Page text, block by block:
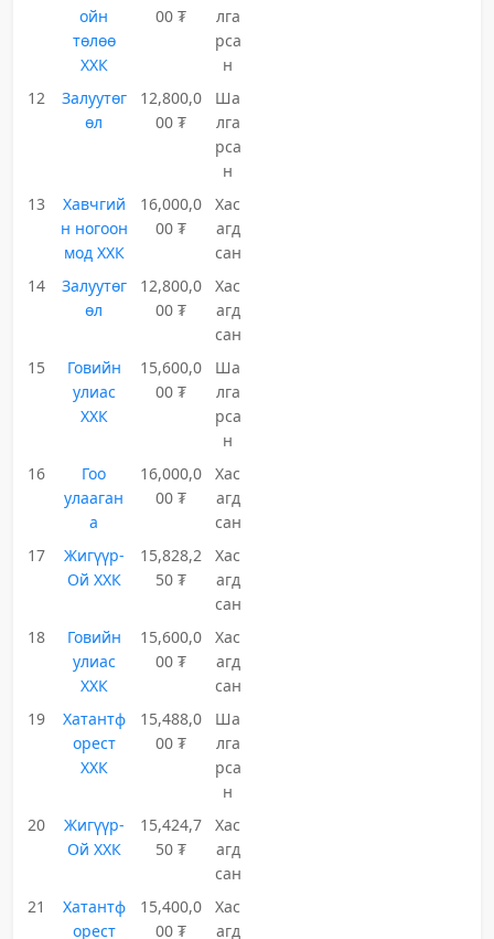
ойн
төлөө
ХХК
00 ₮
лга
рса
н
12
Залуутөг
өл
12,800,0
00 ₮
Ша
лга
рса
н
13
Хавчгий
н ногоон
мод ХХК
16,000,0
00 ₮
Хас
агд
сан
14
Залуутөг
өл
12,800,0
00 ₮
Хас
агд
сан
15
Говийн
улиас
ХХК
15,600,0
00 ₮
Ша
лга
рса
н
16
Гоо
улааган
а
16,000,0
00 ₮
Хас
агд
сан
17
Жигүүр-
Ой ХХК
15,828,2
50 ₮
Хас
агд
сан
18
Говийн
улиас
ХХК
15,600,0
00 ₮
Хас
агд
сан
19
Хатантф
орест
ХХК
15,488,0
00 ₮
Ша
лга
рса
н
20
Жигүүр-
Ой ХХК
15,424,7
50 ₮
Хас
агд
сан
21
Хатантф
орест
15,400,0
00 ₮
Хас
агд